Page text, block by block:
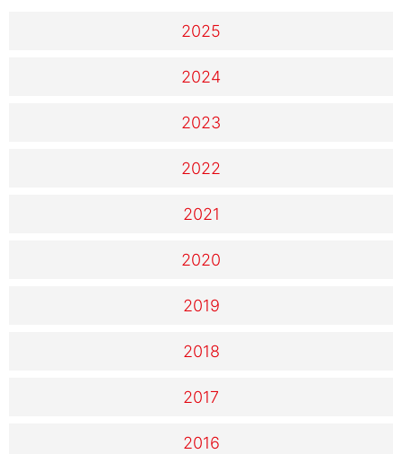
2025
2024
2023
2022
2021
2020
2019
2018
2017
2016